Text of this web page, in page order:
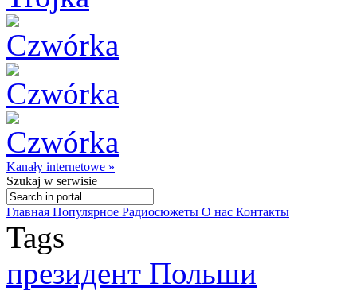
Kanały internetowe »
Szukaj w serwisie
Главная Популярное Радиосюжеты О нас Контакты
Tags
президент Польши